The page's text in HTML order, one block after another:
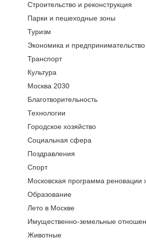
Строительство и реконструкция
Парки и пешеходные зоны
Туризм
Экономика и предпринимательство
Транспорт
Культура
Москва 2030
Благотворительность
Технологии
Городское хозяйство
Социальная сфера
Поздравления
Спорт
Московская программа реновации
Образование
Лето в Москве
Имущественно-земельные
Животные